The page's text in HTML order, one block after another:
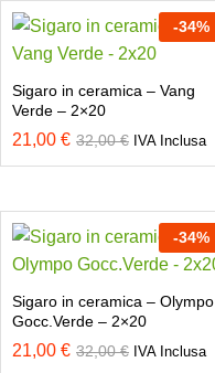
-34%
Sigaro in ceramica – Vang
Verde – 2×20
21,00 € 32,00€ IVA Inclusa
-34%
Sigaro in ceramica – Olympo
Gocc.Verde – 2×20
21,00 € 32,00€ IVA Inclusa